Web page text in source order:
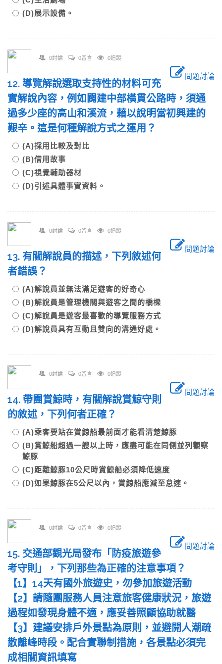
(D)展示設備。
0討論 0留言 0追蹤
問題討論
12. 導覽解說選取支持性的材料可充
實解說內容，例如闢建中部橫貫公路時，須通
過多少座的高山和溪流，藉以說明當初興建的
艱辛。這是何種解說方式之運用？
(A)採用比較及對比
(B)借用故事
(C)視覺輔助器材
(D)引述具體事實資料。
0討論 0留言 0追蹤
問題討論
13. 有關解說員的描述，下列敘述何
者錯誤？
(A)解說員並無法滿足遊客的好奇心
(B)解說員是管理機關與遊客之間的橋樑
(C)解說員是遊客最喜歡的導覽服務方式
(D)解說員具有互動且雙向的溝通好處。
0討論 0留言 0追蹤
問題討論
14. 帶團賞鯨時，有關解說賞鯨守則
的敘述，下列何者正確？
(A)乘客要站在賞鯨船最前面才能看清楚鯨豚
(B)賞鯨船超過一艘以上時，應盡可能在同側並列觀察
鯨豚
(C)距離鯨豚10公尺時賞鯨船必須降低速度
(D)如果鯨豚在5公尺以內，賞鯨船應減至怠速。
0討論 0留言 0追蹤
問題討論
15. 交通部觀光局發布「防疫旅遊參
考守則」，下列那些為正確的注意事項？
【1】14天有國外旅遊史，勿參加旅遊活動
【2】請隨團服務人員注意旅客健康狀況，旅遊
過程如發現身體不適，應妥善照顧協助就醫
【3】建議安排戶外景點為原則，並避開人潮疏
散離峰時段。配合實聯制措施，各景點必須完
成相關資訊填寫